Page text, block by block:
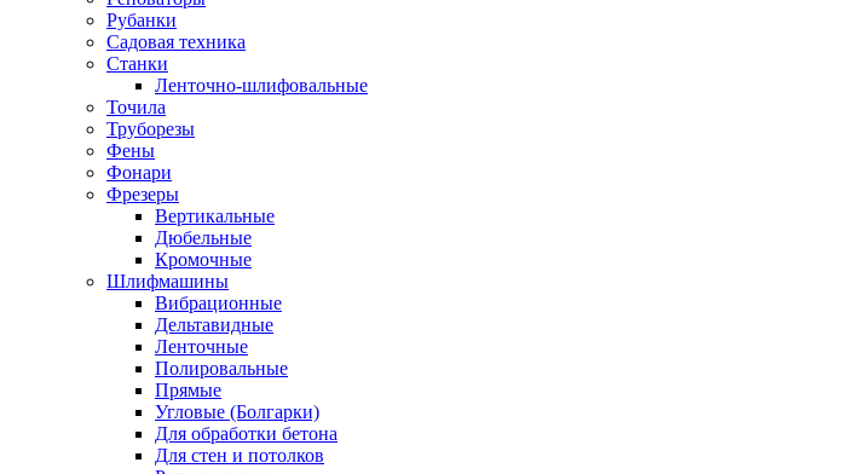
Рубанки
Садовая техника
Станки
Ленточно-шлифовальные
Точила
Труборезы
Фены
Фонари
Фрезеры
Вертикальные
Дюбельные
Кромочные
Шлифмашины
Вибрационные
Дельтавидные
Ленточные
Полировальные
Прямые
Угловые (Болгарки)
Для обработки бетона
Для стен и потолков